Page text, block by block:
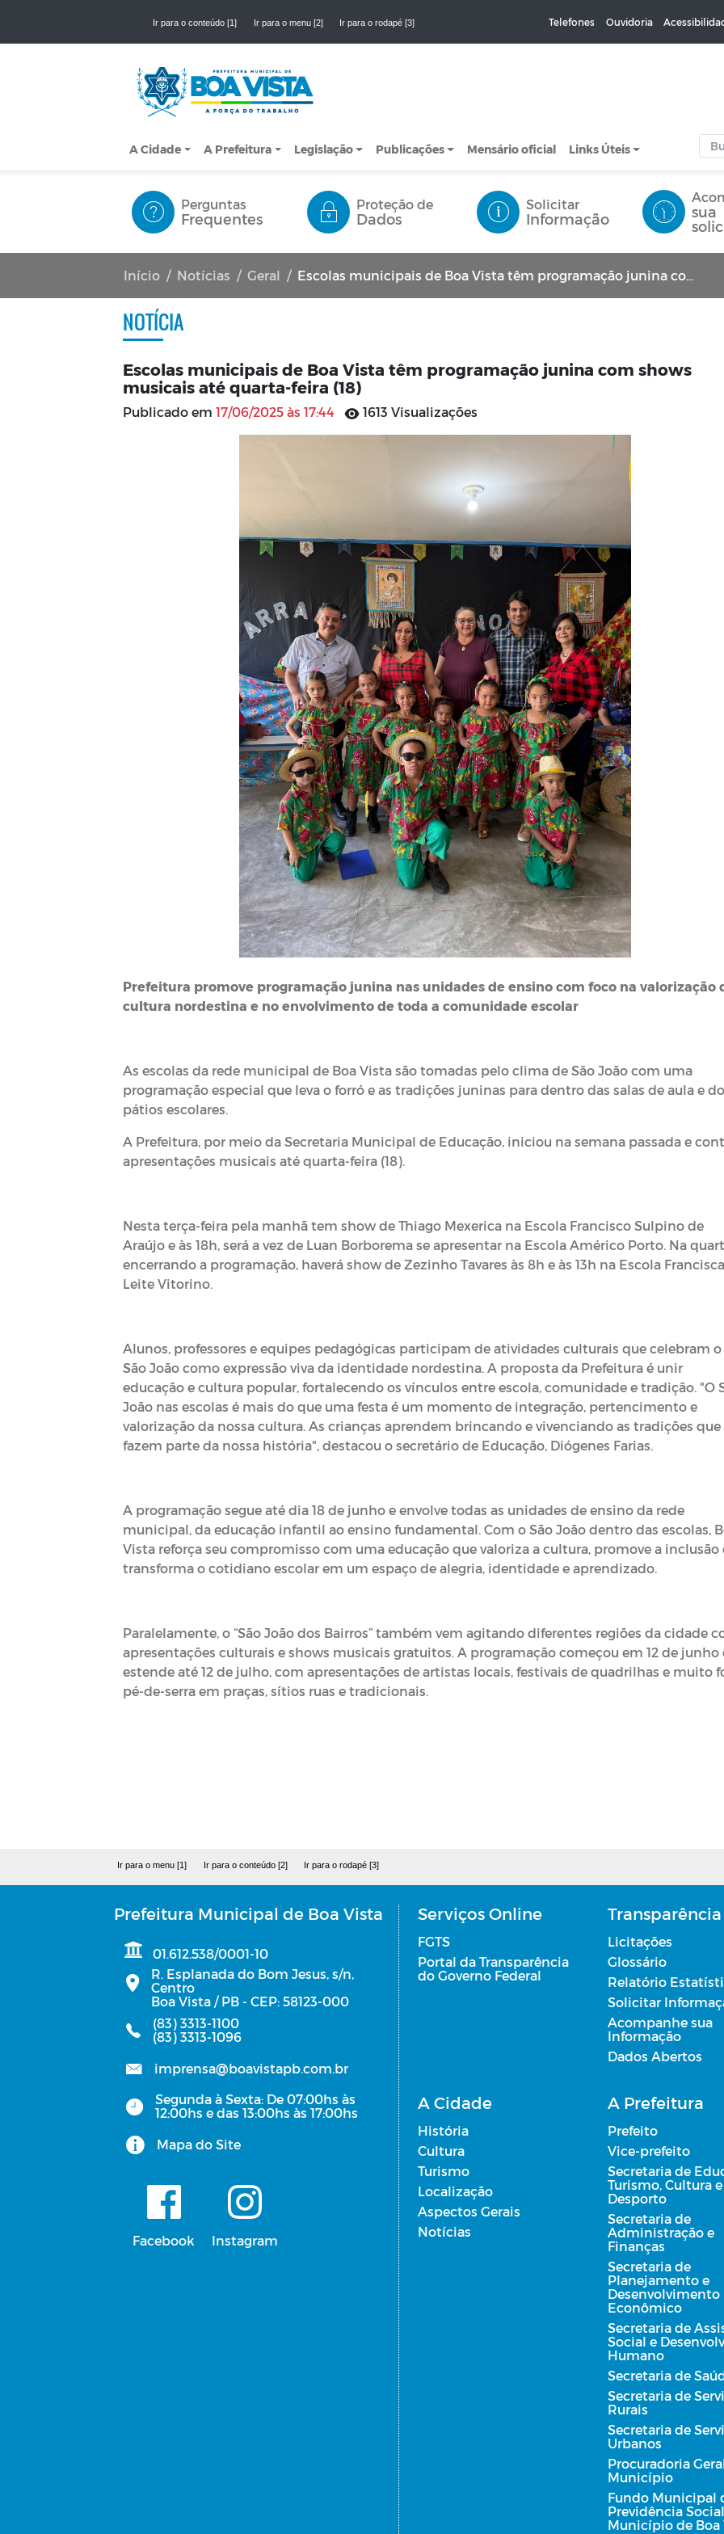
Ir para o conteúdo [1] Ir para o menu [2] Ir para o rodapé [3] Telefones Ouvidoria
A Cidade A Prefeitura Legislação Publicações Mensário oficial Links Úteis
Perguntas
Frequentes
Proteção de
Dados
Solicitar
Informação
sua
Início Notícias Geral Escolas municipais de Boa Vista têm programação junina com shows musicais até quarta-feira (18)
NOTÍCIA
Escolas municipais de Boa Vista têm programação junina com shows
musicais até quarta-feira (18)
Publicado em 17/06/2025 às 17:44 1613 Visualizações
Prefeitura promove programação junina nas unidades de ensino com foco na valorização
cultura nordestina e no envolvimento de toda a comunidade escolar
As escolas da rede municipal de Boa Vista são tomadas pelo clima de São João com uma
programação especial que leva o forró e as tradições juninas para dentro das salas de aula e
pátios escolares.
A Prefeitura, por meio da Secretaria Municipal de Educação, iniciou na semana passada e
apresentações musicais até quarta-feira (18).
Nesta terça-feira pela manhã tem show de Thiago Mexerica na Escola Francisco Sulpino de
Araújo e às 18h, será a vez de Luan Borborema se apresentar na Escola Américo Porto. Na
encerrando a programação, haverá show de Zezinho Tavares às 8h e às 13h na Escola Francisca
Leite Vitorino.
Alunos, professores e equipes pedagógicas participam de atividades culturais que celebram o
São João como expressão viva da identidade nordestina. A proposta da Prefeitura é unir
educação e cultura popular, fortalecendo os vínculos entre escola, comunidade e tradição. "O
João nas escolas é mais do que uma festa é um momento de integração, pertencimento e
valorização da nossa cultura. As crianças aprendem brincando e vivenciando as tradições que
fazem parte da nossa história", destacou o secretário de Educação, Diógenes Farias.
A programação segue até dia 18 de junho e envolve todas as unidades de ensino da rede
municipal, da educação infantil ao ensino fundamental. Com o São João dentro das escolas,
Vista reforça seu compromisso com uma educação que valoriza a cultura, promove a inclusão
transforma o cotidiano escolar em um espaço de alegria, identidade e aprendizado.
Paralelamente, o “São João dos Bairros” também vem agitando diferentes regiões da cidade
apresentações culturais e shows musicais gratuitos. A programação começou em 12 de junho
estende até 12 de julho, com apresentações de artistas locais, festivais de quadrilhas e muito
pé-de-serra em praças, sítios ruas e tradicionais.
Ir para o menu [1] Ir para o conteúdo [2] Ir para o rodapé [3]
Prefeitura Municipal de Boa Vista
01.612.538/0001-10
R. Esplanada do Bom Jesus, s/n,
Centro
Boa Vista / PB - CEP: 58123-000
(83) 3313-1100
(83) 3313-1096
imprensa@boavistapb.com.br
Segunda à Sexta: De 07:00hs às
12:00hs e das 13:00hs às 17:00hs
Mapa do Site
Facebook Instagram
Serviços Online
FGTS
Portal da Transparência
do Governo Federal
Transparência
Licitações
Glossário
Relatório
Solicitar
Acompanhe sua
Informação
Dados Abertos
A Cidade
História
Cultura
Turismo
Localização
Aspectos Gerais
Notícias
A Prefeitura
Prefeito
Vice-prefeito
Secretaria de
Turismo, Cultura e
Desporto
Secretaria de
Administração e
Finanças
Secretaria de
Planejamento e
Desenvolvimento
Econômico
Secretaria de
Social e
Humano
Secretaria de
Secretaria de
Rurais
Secretaria de
Urbanos
Procuradoria
Município
Fundo Municipal
Previdência
Município de Boa